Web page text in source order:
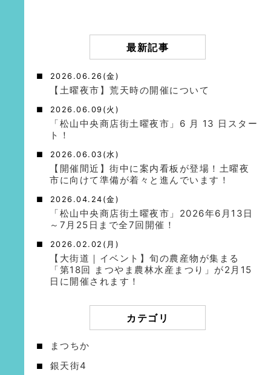
最新記事
2026.06.26(金)
【土曜夜市】荒天時の開催について
2026.06.09(火)
「松山中央商店街土曜夜市」6 月 13 日スター
ト！
2026.06.03(水)
【開催間近】街中に案内看板が登場！土曜夜
市に向けて準備が着々と進んでいます！
2026.04.24(金)
「松山中央商店街土曜夜市」2026年6月13日
～7月25日まで全7回開催！
2026.02.02(月)
【大街道｜イベント】旬の農産物が集まる
「第18回 まつやま農林水産まつり」が2月15
日に開催されます！
カテゴリ
まつちか
銀天街4